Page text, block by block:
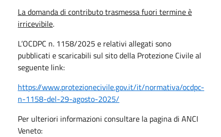
La domanda di contributo trasmessa fuori termine è
irricevibile.
L’OCDPC n. 1158/2025 e relativi allegati sono
pubblicati e scaricabili sul sito della Protezione Civile al
seguente link:
https://www.protezionecivile.gov.it/it/normativa/ocdpc-
n-1158-del-29-agosto-2025/
Per ulteriori informazioni consultare la pagina di ANCI
Veneto: